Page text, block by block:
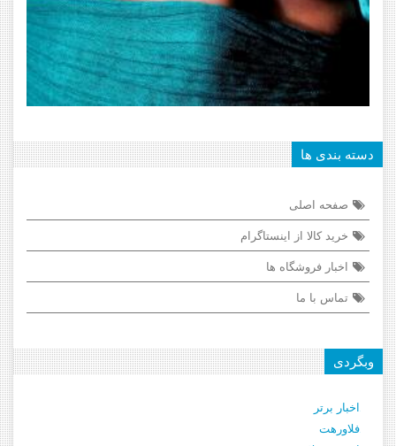
دسته بندی ها
صفحه اصلی
خرید کالا از اینستاگرام
اخبار فروشگاه ها
تماس با ما
وبگردی
اخبار برتر
فلاورهت